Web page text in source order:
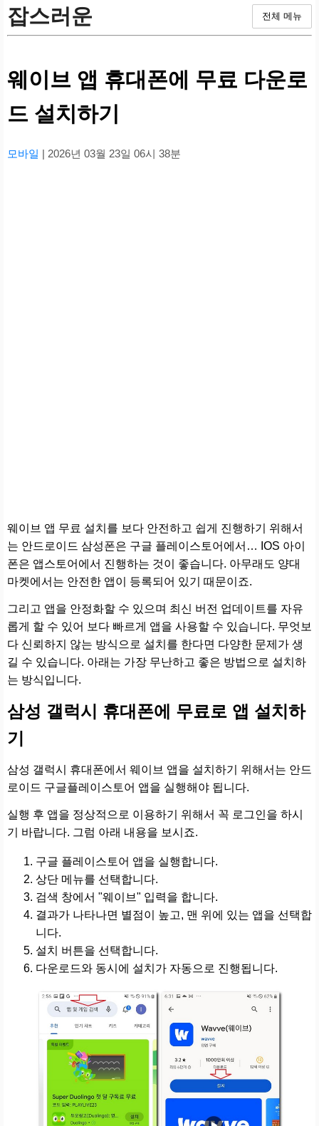
잡스러운 전체 메뉴
웨이브 앱 휴대폰에 무료 다운로
드 설치하기
모바일 | 2026년 03월 23일 06시 38분
웨이브 앱 무료 설치를 보다 안전하고 쉽게 진행하기 위해서
는 안드로이드 삼성폰은 구글 플레이스토어에서… IOS 아이
폰은 앱스토어에서 진행하는 것이 좋습니다. 아무래도 양대
마켓에서는 안전한 앱이 등록되어 있기 때문이죠.
그리고 앱을 안정화할 수 있으며 최신 버전 업데이트를 자유
롭게 할 수 있어 보다 빠르게 앱을 사용할 수 있습니다. 무엇보
다 신뢰하지 않는 방식으로 설치를 한다면 다양한 문제가 생
길 수 있습니다. 아래는 가장 무난하고 좋은 방법으로 설치하
는 방식입니다.
삼성 갤럭시 휴대폰에 무료로 앱 설치하
기
삼성 갤럭시 휴대폰에서 웨이브 앱을 설치하기 위해서는 안드
로이드 구글플레이스토어 앱을 실행해야 됩니다.
실행 후 앱을 정상적으로 이용하기 위해서 꼭 로그인을 하시
기 바랍니다. 그럼 아래 내용을 보시죠.
구글 플레이스토어 앱을 실행합니다.
상단 메뉴를 선택합니다.
검색 창에서 "웨이브" 입력을 합니다.
결과가 나타나면 별점이 높고, 맨 위에 있는 앱을 선택합
니다.
설치 버튼을 선택합니다.
다운로드와 동시에 설치가 자동으로 진행됩니다.